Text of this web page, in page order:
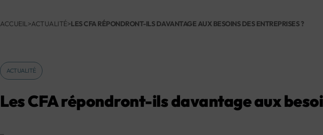
ACCUEIL >ACTUALITÉ>LES CFA RÉPONDRONT-ILS DAVANTAGE AUX BESOINS DES ENTREPRISES ?
ACTUALITÉ
Les CFA répondront-ils davantage aux